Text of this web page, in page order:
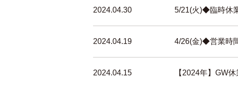
2024.04.30 5/21(火)◆臨時休
2024.04.19 4/26(金)◆営業時
2024.04.15 【2024年】GW